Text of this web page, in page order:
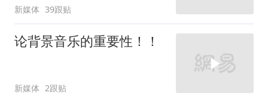
新媒体 39跟贴
论背景音乐的重要性！！
新媒体 2跟贴